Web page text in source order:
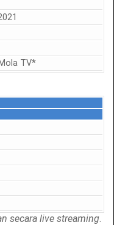
TV*
secara live streaming.